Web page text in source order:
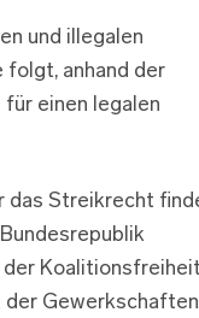
und illegalen
folgt, anhand der
für einen legalen
das Streikrecht
der
Gewerkschaften